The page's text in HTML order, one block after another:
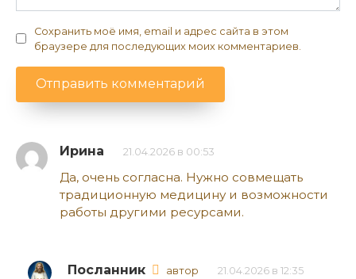
Сохранить моё имя, email и адрес сайта в этом
браузере для последующих моих комментариев.
Ирина 21.04.2026 в 00:53
Да, очень согласна. Нужно совмещать
традиционную медицину и возможности
работы другими ресурсами.
Посланник автор 21.04.2026 в 12:35